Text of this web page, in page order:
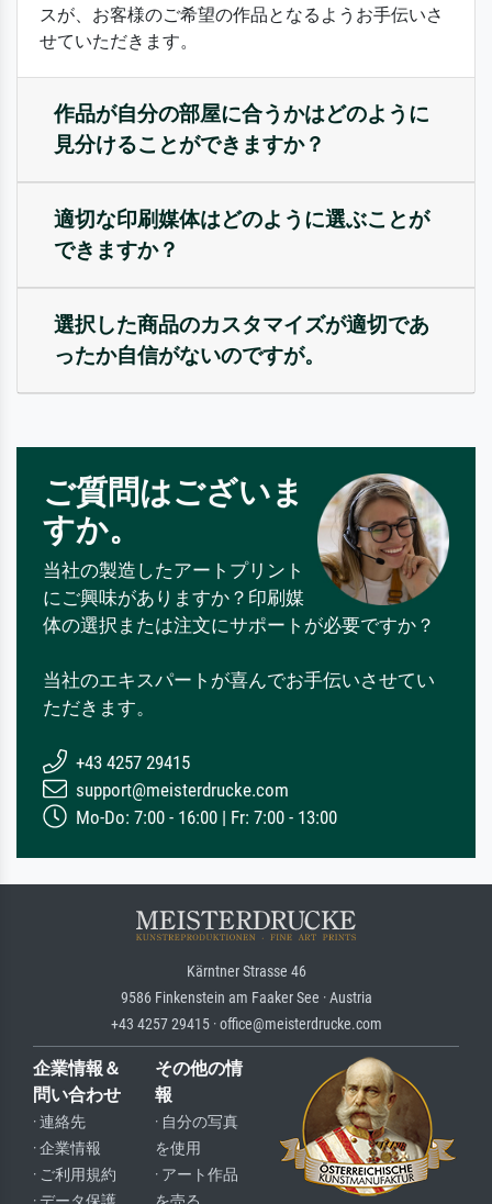
スが、お客様のご希望の作品となるようお手伝いさ
せていただきます。
作品が自分の部屋に合うかはどのように
見分けることができますか？
適切な印刷媒体はどのように選ぶことが
できますか？
選択した商品のカスタマイズが適切であ
ったか自信がないのですが。
ご質問はございま
すか。
当社の製造したアートプリント
にご興味がありますか？印刷媒
体の選択または注文にサポートが必要ですか？
当社のエキスパートが喜んでお手伝いさせてい
ただきます。
+43 4257 29415
support@meisterdrucke.com
Mo-Do: 7:00 - 16:00 | Fr: 7:00 - 13:00
Kärntner Strasse 46
9586 Finkenstein am Faaker See · Austria
+43 4257 29415 · office@meisterdrucke.com
企業情報＆
問い合わせ
· 連絡先
· 企業情報
· ご利用規約
その他の情
報
· 自分の写真
を使用
· アート作品